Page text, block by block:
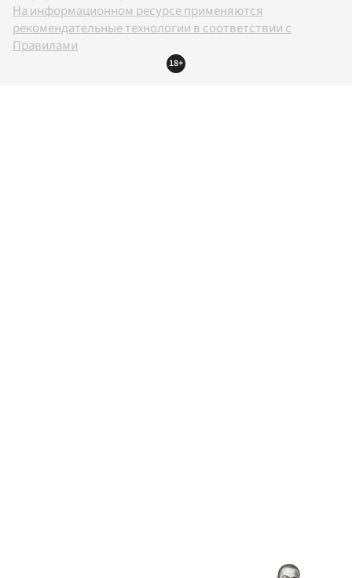
На информационном ресурсе применяются
рекомендательные технологии в соответствии с
Правилами
18+